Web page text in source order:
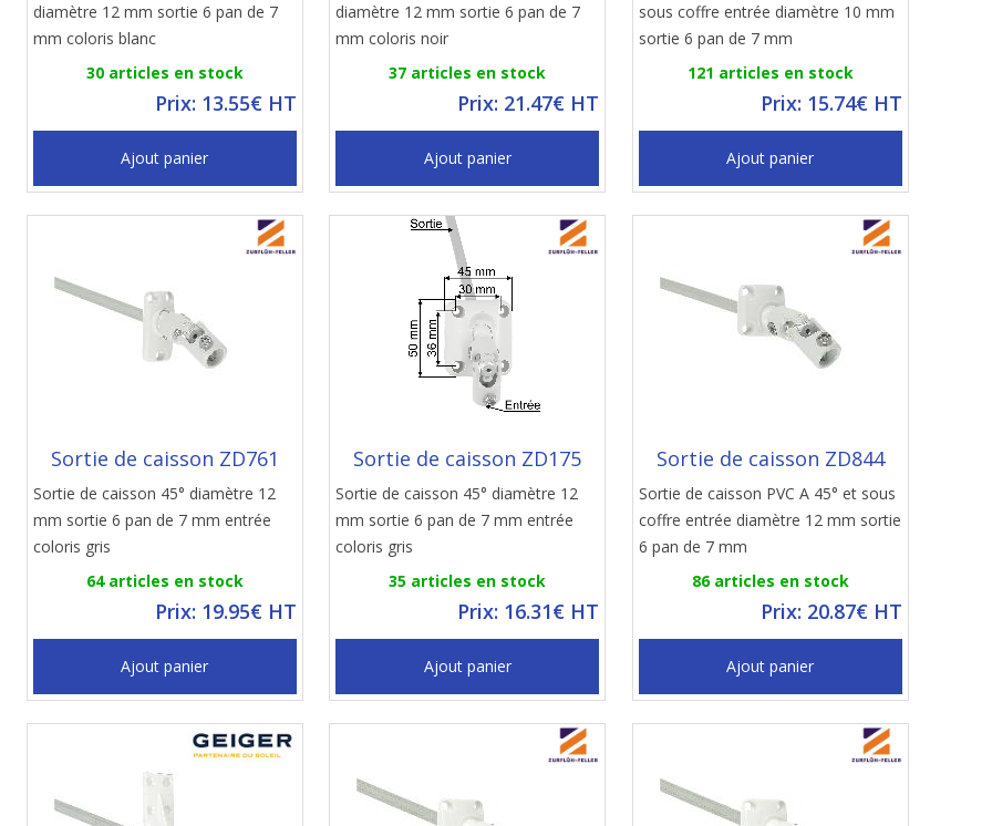
diamètre 12 mm sortie 6 pan de 7
mm coloris blanc
30 articles en stock
Prix: 13.55€ HT
Ajout panier
diamètre 12 mm sortie 6 pan de 7
mm coloris noir
37 articles en stock
Prix: 21.47€ HT
Ajout panier
sous coffre entrée diamètre 10 mm
sortie 6 pan de 7 mm
121 articles en stock
Prix: 15.74€ HT
Ajout panier
Sortie de caisson ZD761
Sortie de caisson 45° diamètre 12
mm sortie 6 pan de 7 mm entrée
coloris gris
64 articles en stock
Prix: 19.95€ HT
Ajout panier
Sortie de caisson ZD175
Sortie de caisson 45° diamètre 12
mm sortie 6 pan de 7 mm entrée
coloris gris
35 articles en stock
Prix: 16.31€ HT
Ajout panier
Sortie de caisson ZD844
Sortie de caisson PVC A 45° et sous
coffre entrée diamètre 12 mm sortie
6 pan de 7 mm
86 articles en stock
Prix: 20.87€ HT
Ajout panier